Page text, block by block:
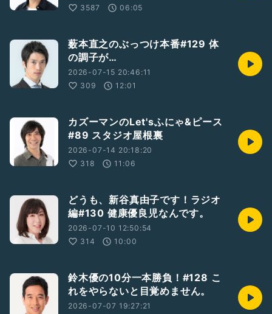
3587
06:05
薮本直之のぶっつけ本番#129 体
の調子が…
2026-07-15 20:46:11
309
12:01
カズーマンのLet'sふにゃ&ピース
#89 スタジオ屋根裏
2026-07-14 20:18:20
318
11:06
どうも、新谷真由子です！ラジオ
編#130 健康優良児なんです。
2026-07-10 12:50:54
314
10:00
鈴木優の10分一本勝負！#128 こ
れをやらないと目覚めません。
2026-07-07 19:27:21